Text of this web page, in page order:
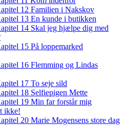
12 Familien i Nakskov
13 En kunde i butikken
14 Skal jeg hjælpe dig med
15 På loppemarked
16 Flemming og Lindas
17 To seje sild
18 Selfiepigen Mette
19 Min far forstår mig
ikke!
20 Marie Mogensens store dag